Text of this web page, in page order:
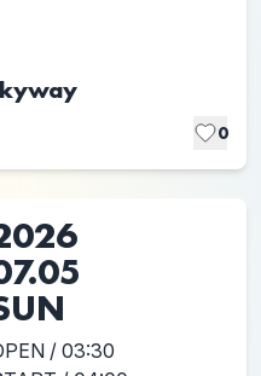
0
/ 03:30